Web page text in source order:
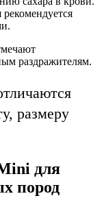
раздражителям.
размеру
для
пород